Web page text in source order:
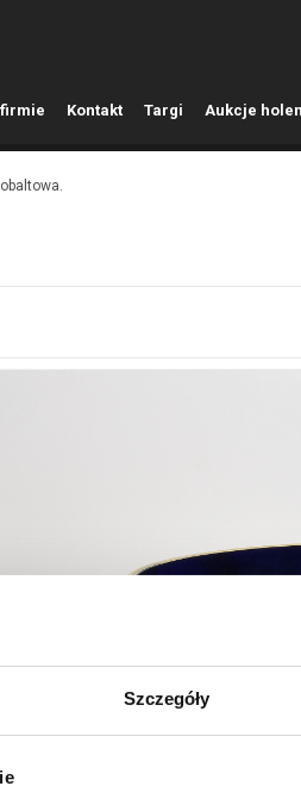
Szczegóły
firmie Kontakt Targi Aukcje